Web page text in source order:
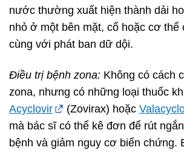
nước thường xuất hiện thành dải
nhỏ ở một bên mặt, cổ hoặc cơ thể
cùng với phát ban dữ dội.
Điều trị bệnh zona: Không có cách
zona, nhưng có những loại thuốc
Acyclovir
(Zovirax) hoặc
mà bác sĩ có thể kê đơn để rút
bệnh và giảm nguy cơ biến chứng.